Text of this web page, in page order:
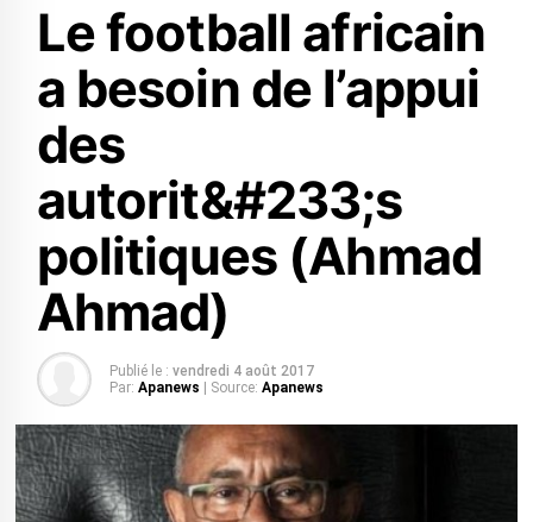
Le football africain
a besoin de l’appui
des
autorit&#233;s
politiques (Ahmad
Ahmad)
Publié le : vendredi 4 août 2017
Par: Apanews | Source: Apanews